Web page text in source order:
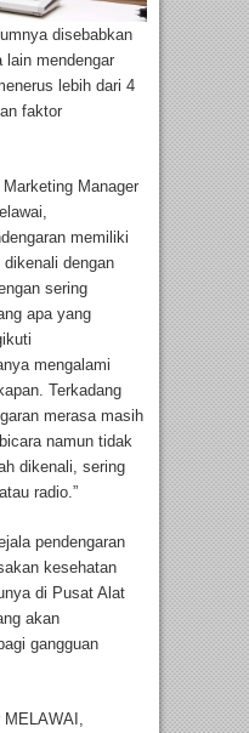
disebabkan
lain mendengar
lebih dari 4
faktor
Manager
memiliki
dikenali dengan
sering
apa yang
mengalami
Terkadang
merasa masih
namun tidak
dikenali, sering
radio.”
pendengaran
kesehatan
di Pusat Alat
akan
gangguan